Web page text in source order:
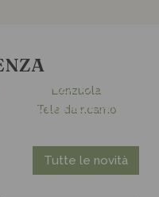
LENZUOLA
TELE DA RICAMO
Tutte le novità